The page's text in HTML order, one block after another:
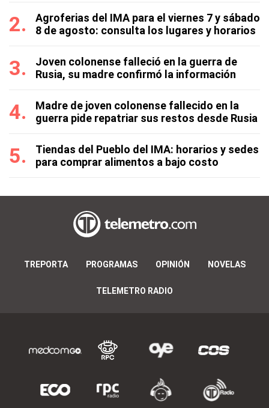
Agroferias del IMA para el viernes 7 y sábado
8 de agosto: consulta los lugares y horarios
Joven colonense falleció en la guerra de
Rusia, su madre confirmó la información
Madre de joven colonense fallecido en la
guerra pide repatriar sus restos desde Rusia
Tiendas del Pueblo del IMA: horarios y sedes
para comprar alimentos a bajo costo
TREPORTA PROGRAMAS OPINIÓN NOVELAS
TELEMETRO RADIO